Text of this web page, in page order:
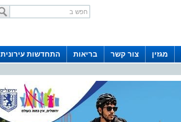
מגזין צור קשר בריאות
התחדשות עירונית